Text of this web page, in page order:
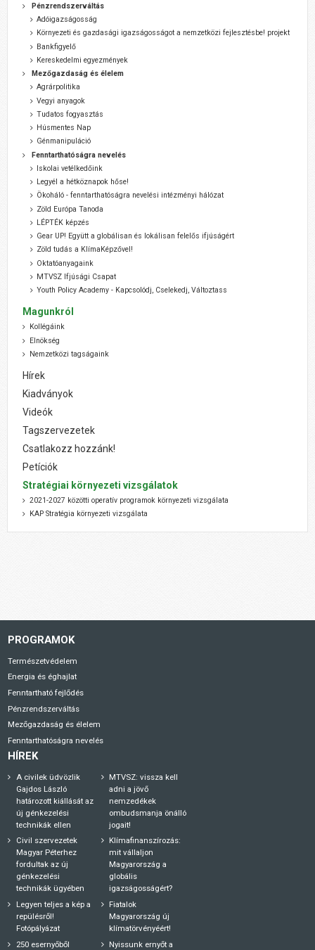
Pénzrendszerváltás
Adóigazságosság
Környezeti és gazdasági igazságosságot a nemzetközi fejlesztésbe! projekt
Bankfigyelő
Kereskedelmi egyezmények
Mezőgazdaság és élelem
Agrárpolitika
Vegyi anyagok
Tudatos fogyasztás
Húsmentes Nap
Génmanipuláció
Fenntarthatóságra nevelés
Iskolai vetélkedőink
Legyél a hétköznapok hőse!
Ökoháló - fenntarthatóságra nevelési intézményi hálózat
Zöld Európa Tanoda
LÉPTÉK képzés
Gear UP! Együtt a globálisan és lokálisan felelős ifjúságért
Zöld tudás a KlímaKépzővel!
Oktatóanyagaink
MTVSZ Ifjúsági Csapat
Youth Policy Academy - Kapcsolódj, Cselekedj, Változtass
Magunkról
Kollégáink
Elnökség
Nemzetközi tagságaink
Hírek
Kiadványok
Videók
Tagszervezetek
Csatlakozz hozzánk!
Petíciók
Stratégiai környezeti vizsgálatok
2021-2027 közötti operatív programok környezeti vizsgálata
KAP Stratégia környezeti vizsgálata
PROGRAMOK
Természetvédelem
Energia és éghajlat
Fenntartható fejlődés
Pénzrendszerváltás
Mezőgazdaság és élelem
Fenntarthatóságra nevelés
HÍREK
A civilek üdvözlik
Gajdos László
határozott kiállását az
új génkezelési
technikák ellen
Civil szervezetek
Magyar Péterhez
fordultak az új
génkezelési
technikák ügyében
Legyen teljes a kép a
repülésről!
Fotópályázat
250 esernyőből
MTVSZ: vissza kell
adni a jövő
nemzedékek
ombudsmanja önálló
jogait!
Klímafinanszírozás:
mit vállaljon
Magyarország a
globális
igazságosságért?
Fiatalok
Magyarország új
klímatörvényéért!
Nyissunk ernyőt a